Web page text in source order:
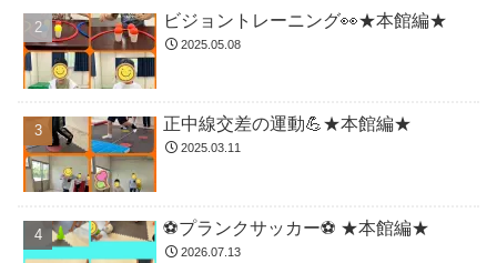
ビジョントレーニング👀★本館編★
2025.05.08
正中線交差の運動💪★本館編★
2025.03.11
⚽️プランクサッカー⚽️ ★本館編★
2026.07.13